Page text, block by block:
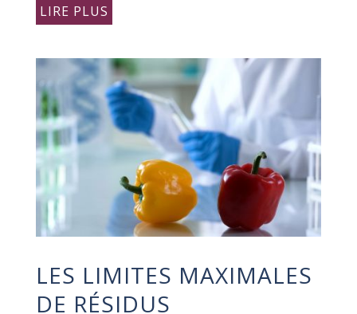
LIRE PLUS
LES LIMITES MAXIMALES
DE RÉSIDUS